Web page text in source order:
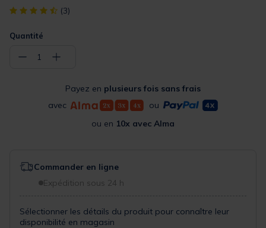
[object Object] out of 5 Customer Rating
(3)
Quantité
− 1 +
Payez en plusieurs fois sans frais
avec
ou
ou en 10x avec Alma
Commander en ligne
Expédition sous 24 h
Sélectionner les détails du produit pour connaître leur
disponibilité en magasin